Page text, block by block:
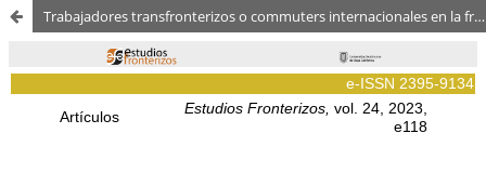
Trabajadores transfronterizos o commuters internacionales en la frontera México-Estados Unidos: evolución e importancia económica